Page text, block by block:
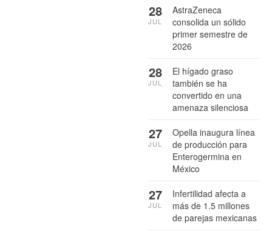
AstraZeneca
consolida un sólido
primer semestre de
2026
28
JUL
El hígado graso
también se ha
convertido en una
amenaza silenciosa
28
JUL
Opella inaugura línea
de producción para
Enterogermina en
México
27
JUL
Infertilidad afecta a
más de 1.5 millones
de parejas mexicanas
27
JUL